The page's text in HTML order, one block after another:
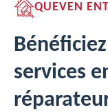
QUEVEN
services